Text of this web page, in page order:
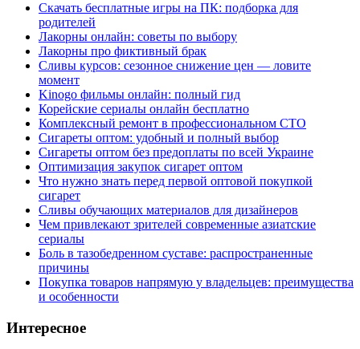
Скачать бесплатные игры на ПК: подборка для
родителей
Лакорны онлайн: советы по выбору
Лакорны про фиктивный брак
Сливы курсов: сезонное снижение цен — ловите
момент
Kinogo фильмы онлайн: полный гид
Корейские сериалы онлайн бесплатно
Комплексный ремонт в профессиональном СТО
Сигареты оптом: удобный и полный выбор
Сигареты оптом без предоплаты по всей Украине
Оптимизация закупок сигарет оптом
Что нужно знать перед первой оптовой покупкой
сигарет
Сливы обучающих материалов для дизайнеров
Чем привлекают зрителей современные азиатские
сериалы
Боль в тазобедренном суставе: распространенные
причины
Покупка товаров напрямую у владельцев: преимущества
и особенности
Интересное